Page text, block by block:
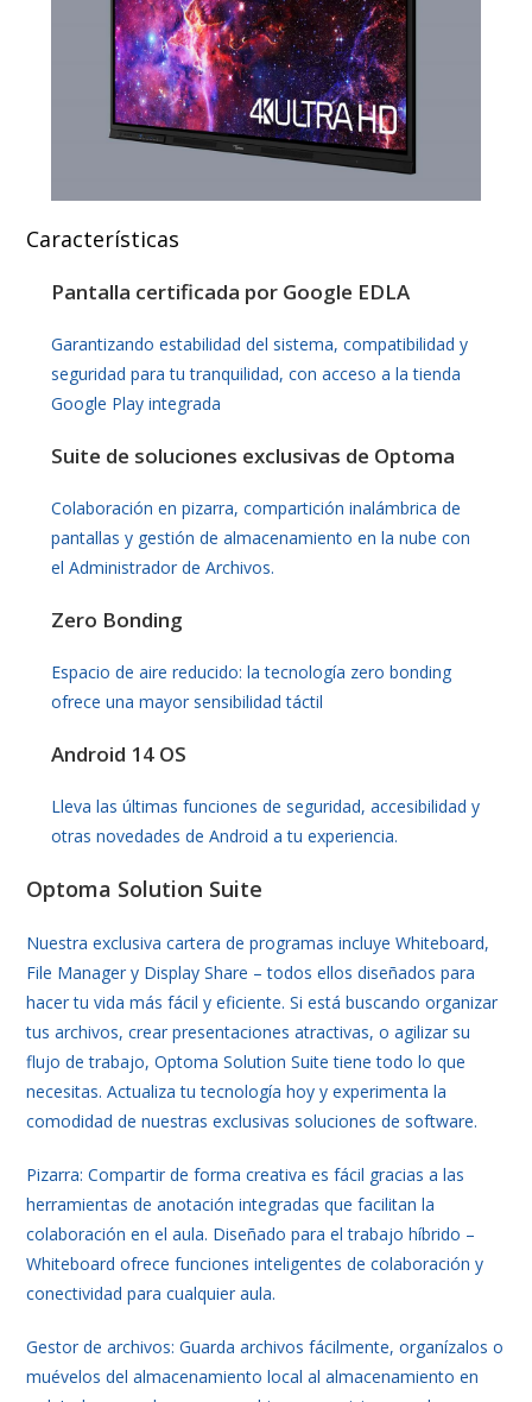
Características
Pantalla certificada por Google EDLA
Garantizando estabilidad del sistema, compatibilidad y
seguridad para tu tranquilidad, con acceso a la tienda
Google Play integrada
Suite de soluciones exclusivas de Optoma
Colaboración en pizarra, compartición inalámbrica de
pantallas y gestión de almacenamiento en la nube con
el Administrador de Archivos.
Zero Bonding
Espacio de aire reducido: la tecnología zero bonding
ofrece una mayor sensibilidad táctil
Android 14 OS
Lleva las últimas funciones de seguridad, accesibilidad y
otras novedades de Android a tu experiencia.
Optoma Solution Suite
Nuestra exclusiva cartera de programas incluye Whiteboard,
File Manager y Display Share – todos ellos diseñados para
hacer tu vida más fácil y eficiente. Si está buscando organizar
tus archivos, crear presentaciones atractivas, o agilizar su
flujo de trabajo, Optoma Solution Suite tiene todo lo que
necesitas. Actualiza tu tecnología hoy y experimenta la
comodidad de nuestras exclusivas soluciones de software.
Pizarra: Compartir de forma creativa es fácil gracias a las
herramientas de anotación integradas que facilitan la
colaboración en el aula. Diseñado para el trabajo híbrido –
Whiteboard ofrece funciones inteligentes de colaboración y
conectividad para cualquier aula.
Gestor de archivos: Guarda archivos fácilmente, organízalos o
muévelos del almacenamiento local al almacenamiento en